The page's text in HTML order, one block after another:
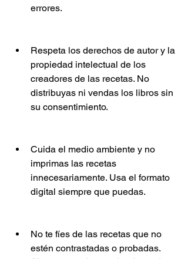
errores.
Respeta los derechos de autor y la
propiedad intelectual de los
creadores de las recetas. No
distribuyas ni vendas los libros sin
su consentimiento.
Cuida el medio ambiente y no
imprimas las recetas
innecesariamente. Usa el formato
digital siempre que puedas.
No te fíes de las recetas que no
estén contrastadas o probadas.